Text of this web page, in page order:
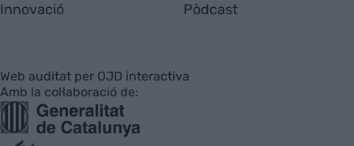
Innovació Pòdcast
Web auditat per OJD interactiva
Amb la col·laboració de: